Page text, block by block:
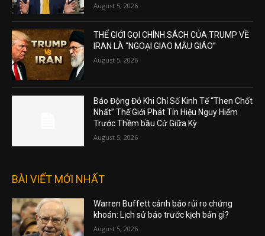
August 5, 2026
THẾ GIỚI GỌI CHÍNH SÁCH CỦA TRUMP VỀ
IRAN LÀ “NGOẠI GIAO MẪU GIÁO”
August 5, 2026
Báo Động Đỏ Khi Chỉ Số Kinh Tế “Then Chốt
Nhất” Thế Giới Phát Tín Hiệu Nguy Hiểm
Trước Thềm bầu Cử Giữa Kỳ
August 5, 2026
BÀI VIẾT MỚI NHẤT
Warren Buffett cảnh báo rủi ro chứng
khoán: Lịch sử báo trước kịch bản gì?
August 5, 2026